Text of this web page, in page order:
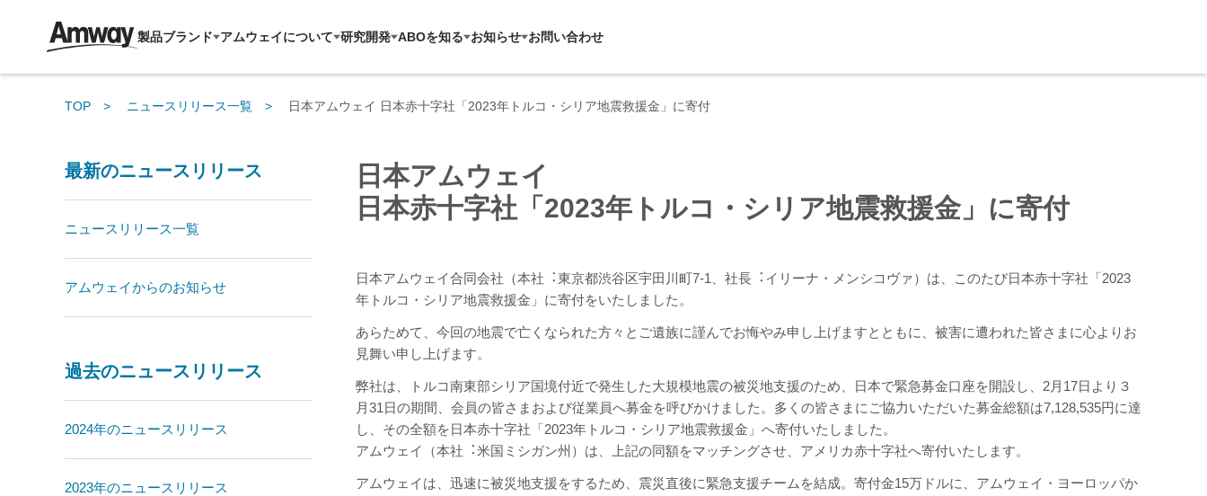
製品ブランド アムウェイについて 研究開発 ABOを知る お知らせ お問い合わせ
TOP ニュースリリース一覧 日本アムウェイ 日本赤十字社「2023年トルコ・シリア地震救援金」に寄付
日本アムウェイ
日本赤十字社「2023年トルコ・シリア地震救援金」に寄付
日本アムウェイ合同会社（本社︓東京都渋谷区宇田川町7-1、社長︓イリーナ・メンシコヴァ）は、このたび日本赤十字社「2023
年トルコ・シリア地震救援金」に寄付をいたしました。
あらためて、今回の地震で亡くなられた方々とご遺族に謹んでお悔やみ申し上げますとともに、被害に遭われた皆さまに心よりお
見舞い申し上げます。
弊社は、トルコ南東部シリア国境付近で発生した大規模地震の被災地支援のため、日本で緊急募金口座を開設し、2月17日より３
月31日の期間、会員の皆さまおよび従業員へ募金を呼びかけました。多くの皆さまにご協力いただいた募金総額は7,128,535円に達
し、その全額を日本赤十字社「2023年トルコ・シリア地震救援金」へ寄付いたしました。
アムウェイ（本社︓米国ミシガン州）は、上記の同額をマッチングさせ、アメリカ赤十字社へ寄付いたします。
アムウェイは、迅速に被災地支援をするため、震災直後に緊急支援チームを結成。寄付金15万ドルに、アムウェイ・ヨーロッパか
最新のニュースリリース
ニュースリリース一覧
アムウェイからのお知らせ
過去のニュースリリース
2024年のニュースリリース
2023年のニュースリリース